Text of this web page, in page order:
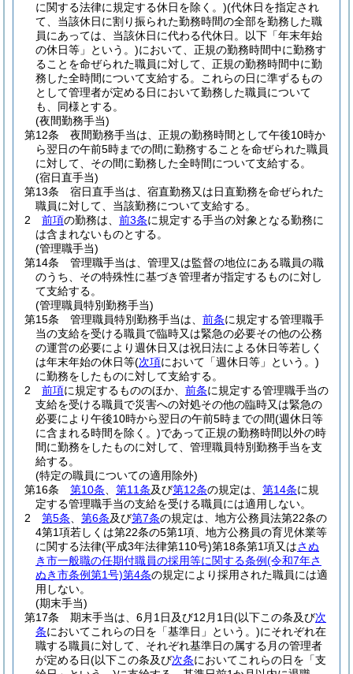
に関する法律に規定する休日を除く。)(代休日を指定され
て、当該休日に割り振られた勤務時間の全部を勤務した職
員にあっては、当該休日に代わる代休日。以下「年末年始
の休日等」という。)において、正規の勤務時間中に勤務す
ることを命ぜられた職員に対して、正規の勤務時間中に勤
務した全時間について支給する。
これらの日に準ずるもの
として管理者が定める日において勤務した職員について
も、同様とする。
(夜間勤務手当)
第12条
夜間勤務手当は、正規の勤務時間として午後10時か
ら翌日の午前5時までの間に勤務することを命ぜられた職員
に対して、その間に勤務した全時間について支給する。
(宿日直手当)
第13条
宿日直手当は、宿直勤務又は日直勤務を命ぜられた
職員に対して、当該勤務について支給する。
2
前項の勤務は、 前3条に規定する手当の対象となる勤務に
は含まれないものとする。
(管理職手当)
第14条
管理職手当は、管理又は監督の地位にある職員の職
のうち、その特殊性に基づき管理者が指定するものに対し
て支給する。
(管理職員特別勤務手当)
第15条
管理職員特別勤務手当は、 前条に規定する管理職手
当の支給を受ける職員で臨時又は緊急の必要その他の公務
の運営の必要により週休日又は祝日法による休日等若しく
は年末年始の休日等(次項において「週休日等」という。)
に勤務をしたものに対して支給する。
2
前項に規定するもののほか、 前条に規定する管理職手当の
支給を受ける職員で災害への対処その他の臨時又は緊急の
必要により午後10時から翌日の午前5時までの間(週休日等
に含まれる時間を除く。)であって正規の勤務時間以外の時
間に勤務をしたものに対して、管理職員特別勤務手当を支
給する。
(特定の職員についての適用除外)
第16条
第10条 第11条及び第12条の規定は、 第14条に規
定する管理職手当の支給を受ける職員には適用しない。
2
第5条 第6条及び第7条の規定は、地方公務員法第22条の
4第1項若しくは第22条の5第1項、地方公務員の育児休業等
に関する法律(平成3年法律第110号)第18条第1項又はさぬ
き市一般職の任期付職員の採用等に関する条例(令和7年さ
ぬき市条例第1号)第4条の規定により採用された職員には適
用しない。
(期末手当)
第17条
期末手当は、6月1日及び12月1日(以下この条及び次
条においてこれらの日を「基準日」という。)にそれぞれ在
職する職員に対して、それぞれ基準日の属する月の管理者
が定める日(以下この条及び次条においてこれらの日を「支